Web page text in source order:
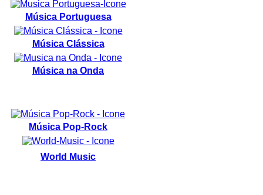
Música Portuguesa
Música Clássica
Música na Onda
Música Pop-Rock
World Music